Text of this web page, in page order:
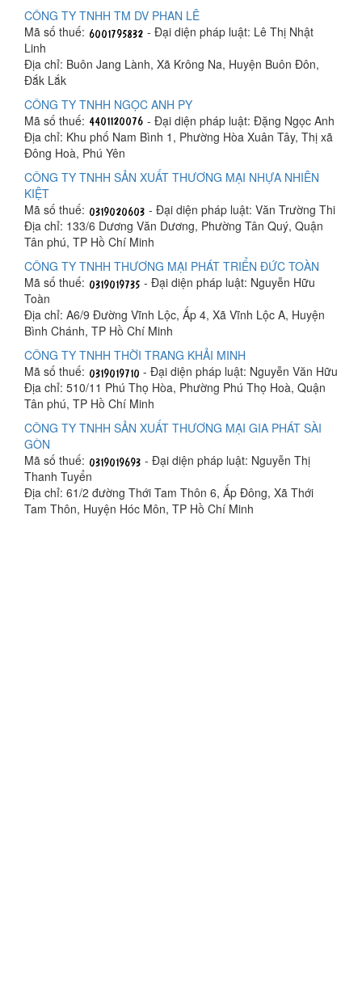
CÔNG TY TNHH TM DV PHAN LÊ
Mã số thuế:
- Đại diện pháp luật: Lê Thị Nhật
Linh
Địa chỉ: Buôn Jang Lành, Xã Krông Na, Huyện Buôn Đôn,
Đắk Lắk
CÔNG TY TNHH NGỌC ANH PY
Mã số thuế:
- Đại diện pháp luật: Đặng Ngọc Anh
Địa chỉ: Khu phố Nam Bình 1, Phường Hòa Xuân Tây, Thị xã
Đông Hoà, Phú Yên
CÔNG TY TNHH SẢN XUẤT THƯƠNG MẠI NHỰA NHIÊN
KIỆT
Mã số thuế:
- Đại diện pháp luật: Văn Trường Thi
Địa chỉ: 133/6 Dương Văn Dương, Phường Tân Quý, Quận
Tân phú, TP Hồ Chí Minh
CÔNG TY TNHH THƯƠNG MẠI PHÁT TRIỂN ĐỨC TOÀN
Mã số thuế:
- Đại diện pháp luật: Nguyễn Hữu
Toàn
Địa chỉ: A6/9 Đường Vĩnh Lộc, Ấp 4, Xã Vĩnh Lộc A, Huyện
Bình Chánh, TP Hồ Chí Minh
CÔNG TY TNHH THỜI TRANG KHẢI MINH
Mã số thuế:
- Đại diện pháp luật: Nguyễn Văn Hữu
Địa chỉ: 510/11 Phú Thọ Hòa, Phường Phú Thọ Hoà, Quận
Tân phú, TP Hồ Chí Minh
CÔNG TY TNHH SẢN XUẤT THƯƠNG MẠI GIA PHÁT SÀI
GÒN
Mã số thuế:
- Đại diện pháp luật: Nguyễn Thị
Thanh Tuyển
Địa chỉ: 61/2 đường Thới Tam Thôn 6, Ấp Đông, Xã Thới
Tam Thôn, Huyện Hóc Môn, TP Hồ Chí Minh